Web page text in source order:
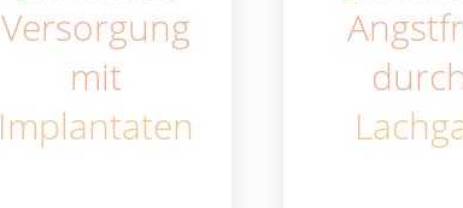
Versorgung
mit
Implantaten
durch